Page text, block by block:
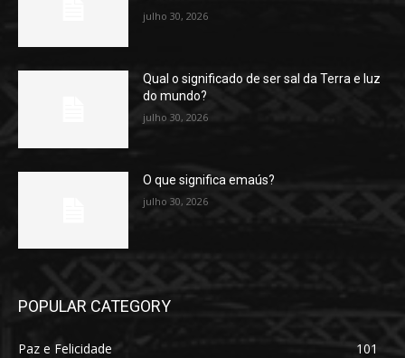
julho 30, 2026
Qual o significado de ser sal da Terra e luz
do mundo?
julho 30, 2026
O que significa emaús?
julho 30, 2026
POPULAR CATEGORY
Paz e Felicidade
101